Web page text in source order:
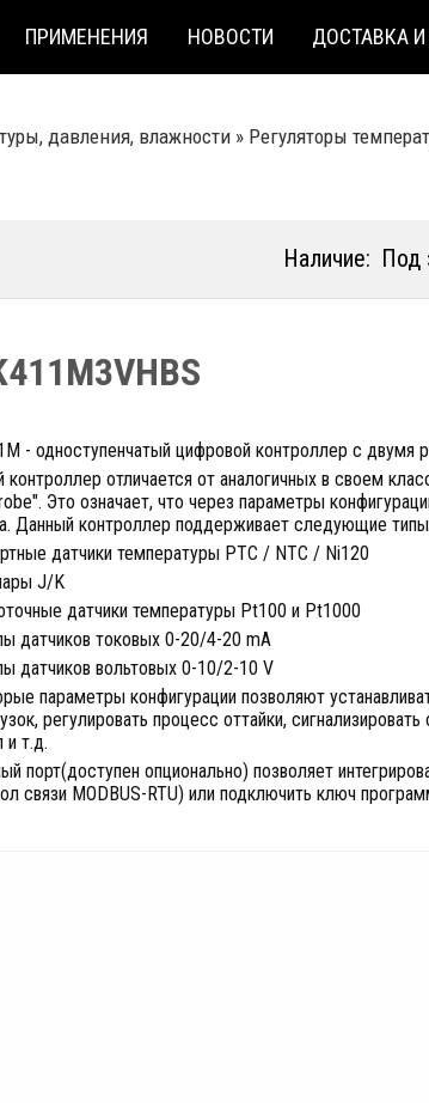
ПРИМЕНЕНИЯ НОВОСТИ ДОСТАВКА
давления, влажности » Регуляторы
Наличие: Под
- одноступенчатый цифровой контроллер c двумя
контроллер отличается от аналогичных в своем
Это означает, что через параметры
Данный контроллер поддерживает следующие типы
датчики температуры PTC / NTC / Ni120
J/K
датчики температуры Pt100 и Pt1000
датчиков токовых 0-20/4-20 mA
датчиков вольтовых 0-10/2-10 V
параметры конфигурации позволяют
регулировать процесс оттайки,
и т.д.
порт(доступен опционально) позволяет
связи MODBUS-RTU) или подключить ключ